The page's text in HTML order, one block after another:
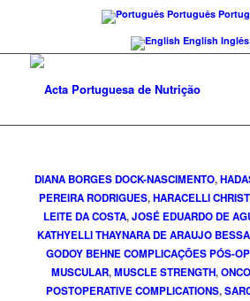
Português
English Inglês
DIANA BORGES DOCK-NASCIMENTO,
PEREIRA RODRIGUES,HARACELLI
LEITE DA COSTA,JOSÉ EDUARDO DE
KATHYELLI THAYNARA DE ARAUJO BESSA
GODOY BEHNE COMPLICAÇÕES PÓS-
MUSCULAR,MUSCLE STRENGTH,
POSTOPERATIVE COMPLICATIONS,